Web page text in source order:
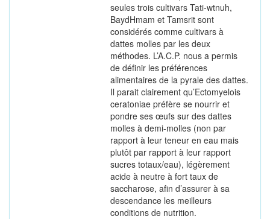
seules trois cultivars Tati-wtnuh,
BaydHmam et Tamsrit sont
considérés comme cultivars à
dattes molles par les deux
méthodes. L’A.C.P. nous a permis
de définir les préférences
alimentaires de la pyrale des dattes.
Il parait clairement qu’Ectomyelois
ceratoniae préfère se nourrir et
pondre ses œufs sur des dattes
molles à demi-molles (non par
rapport à leur teneur en eau mais
plutôt par rapport à leur rapport
sucres totaux/eau), légèrement
acide à neutre à fort taux de
saccharose, afin d’assurer à sa
descendance les meilleurs
conditions de nutrition.